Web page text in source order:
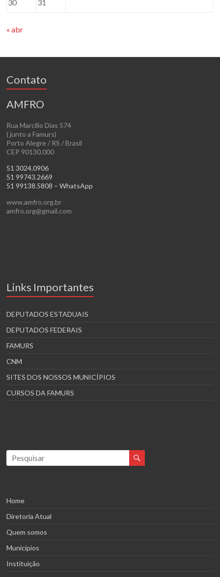
30
31
« abr
Contato
AMFRO
Rua Marcílio Dias 574
( junto a Famurs)
Porto Alegre / RS / Brasil
CEP 90130.000
51 3024.0906
51 99743.2669
51 99138.5808 – WhatsApp
www.amfro.org.br
amfro.org@gmail.com
Links Importantes
DEPUTADOS ESTADUAIS
DEPUTADOS FEDERAIS
FAMURS
CNM
SITES DOS NOSSOS MUNICÍPIOS
CURSOS DA FAMURS
Home
Diretoria Atual
Quem somos
Municípios
Instituição